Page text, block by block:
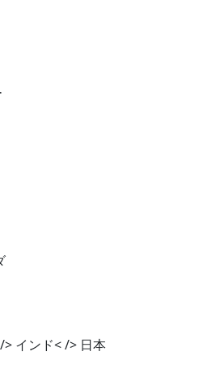
インド< /> 日本